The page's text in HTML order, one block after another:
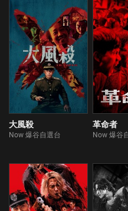
大風殺
Now 爆谷自選台
革命者
Now 爆谷